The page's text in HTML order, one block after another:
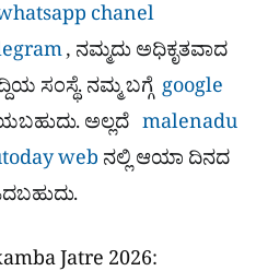
chanel
, ನಮ್ಮದು ಅಧಿಕೃತವಾದ
ಸಂಸ್ಥೆ. ನಮ್ಮ ಬಗ್ಗೆ google
ಅಲ್ಲದೆ malenadu
web ನಲ್ಲಿ ಆಯಾ ದಿನದ
Jatre 2026: